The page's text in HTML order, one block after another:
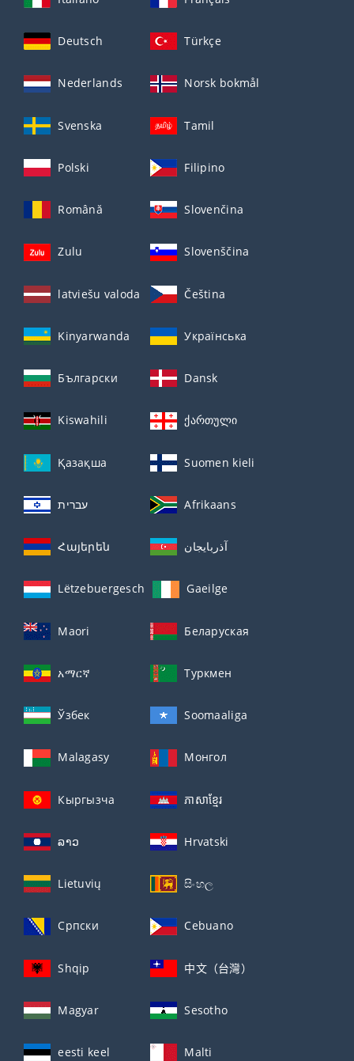
Deutsch Türkçe
Nederlands Norsk bokmål
Svenska Tamil
Polski Filipino
Română Slovenčina
Zulu Slovenščina
latviešu valoda Čeština
Kinyarwanda Українська
Български Dansk
Kiswahili ქართული
Қазақша Suomen kieli
עברית Afrikaans
Հայերեն آذربايجان
Lëtzebuergesch Gaeilge
Maori Беларуская
አማርኛ Туркмен
Ўзбек Soomaaliga
Malagasy Монгол
Кыргызча ភាសាខ្មែរ
ລາວ Hrvatski
Lietuvių සිංහල
Српски Cebuano
Shqip 中文（台灣）
Magyar Sesotho
eesti keel Malti